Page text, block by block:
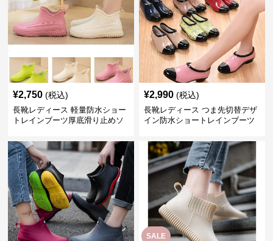
¥2,750 (税込)
長靴レディース 軽量防水ショー
トレインブーツ厚底滑り止めソ
¥2,990 (税込)
長靴レディース つま先切替デザ
イン防水ショートレインブーツ
SALE